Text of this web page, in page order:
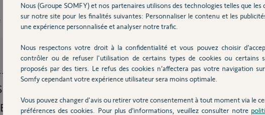
il y a environ 6 ans
Posez votre question
Porte
7réponses
smart
Nous (Groupe SOMFY) et nos partenaires utilisons des technologies telles que les
sur notre site pour les finalités suivantes: Personnaliser le contenu et les
une expérience personnalisée et analyser notre trafic.
Nous respectons votre droit à la confidentialité et vous pouvez choisir
contrôler ou de refuser l'utilisation de certains types de cookies ou certains
proposés par des tiers. Le refus des cookies n’affectera pas votre navigation
Somfy cependant votre expérience utilisateur sera moins optimale.
Vous pouvez changer d'avis ou retirer votre consentement à tout moment via le
préférences des cookies. Pour plus d’informations, veuillez consulter notre